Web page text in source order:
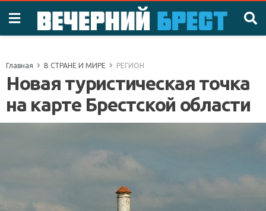
Главная В СТРАНЕ И МИРЕ РЕГИОН
Новая туристическая точка
на карте Брестской области